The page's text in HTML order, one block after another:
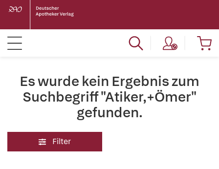
Es wurde kein Ergebnis zum
Suchbegriff "Atiker,+Ömer"
gefunden.
Filter